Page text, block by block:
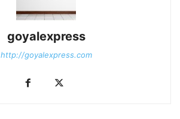
goyalexpress
http://goyalexpress.com